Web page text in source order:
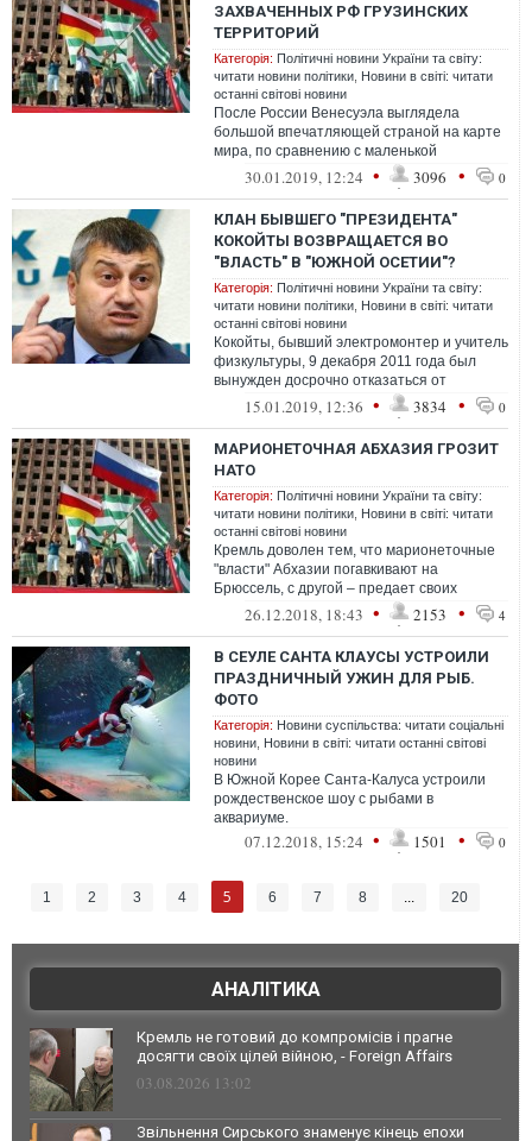
ЗАХВАЧЕННЫХ РФ ГРУЗИНСКИХ
ТЕРРИТОРИЙ
Категорія: Політичні новини України та світу:
читати новини політики Новини в світі: читати
останні світові новини
После России Венесуэла выглядела
большой впечатляющей страной на карте
мира, по сравнению с маленькой
Никарагуа и карликовым Науру. И когда она
30.01.2019, 12:24 • 3096 • 0
КЛАН БЫВШЕГО "ПРЕЗИДЕНТА"
КОКОЙТЫ ВОЗВРАЩАЕТСЯ ВО
"ВЛАСТЬ" В "ЮЖНОЙ ОСЕТИИ"?
Категорія: Політичні новини України та світу:
читати новини політики Новини в світі: читати
останні світові новини
Кокойты, бывший электромонтер и учитель
физкультуры, 9 декабря 2011 года был
вынужден досрочно отказаться от
"президентской власти". Формально – из-
15.01.2019, 12:36 • 3834 • 0
МАРИОНЕТОЧНАЯ АБХАЗИЯ ГРОЗИТ
НАТО
Категорія: Політичні новини України та світу:
читати новини політики Новини в світі: читати
останні світові новини
Кремль доволен тем, что марионеточные
"власти" Абхазии погавкивают на
Брюссель, с другой – предает своих
подопечных. Транспортные коридоры
26.12.2018, 18:43 • 2153 • 4
В СЕУЛЕ САНТА КЛАУСЫ УСТРОИЛИ
ПРАЗДНИЧНЫЙ УЖИН ДЛЯ РЫБ.
ФОТО
Категорія: Новини суспільства: читати соціальні
новини Новини в світі: читати останні світові
новини
В Южной Корее Санта-Калуса устроили
рождественское шоу с рыбами в
аквариуме.
07.12.2018, 15:24 • 1501 • 0
1 2 3 4 5 6 7 8 ... 20
АНАЛІТИКА
Кремль не готовий до компромісів і прагне
досягти своїх цілей війною, - Foreign Affairs
03.08.2026 13:02
Звільнення Сирського знаменує кінець епохи